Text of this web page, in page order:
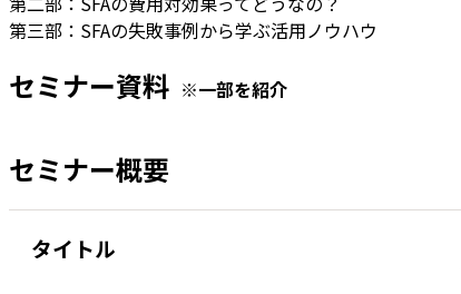
第三部：SFAの失敗事例から学ぶ活用ノウハウ
セミナー資料 ※一部を紹介
セミナー概要
タイトル